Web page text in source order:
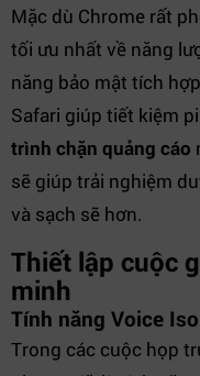
Mặc dù Chrome rất
tối ưu nhất về năng
năng bảo mật tích
Safari giúp tiết kiệm
trình chặn quảng cáo
sẽ giúp trải nghiệm
và sạch sẽ hơn.
Thiết lập cuộc
minh
Tính năng Voice
Trong các cuộc họp